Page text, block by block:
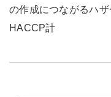
の作成につながるハ
HACCP計